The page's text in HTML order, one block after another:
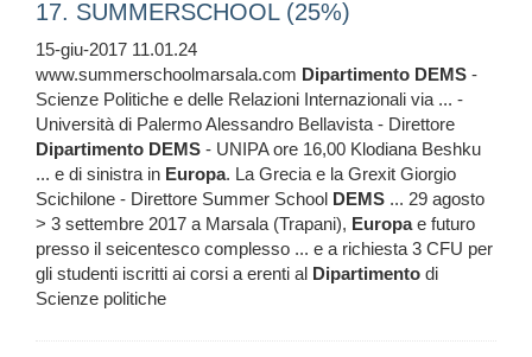
17. SUMMERSCHOOL (25%)
15-giu-2017 11.01.24
www.summerschoolmarsala.com Dipartimento DEMS -
Scienze Politiche e delle Relazioni Internazionali via ... -
Università di Palermo Alessandro Bellavista - Direttore
Dipartimento DEMS - UNIPA ore 16,00 Klodiana Beshku
... e di sinistra in Europa. La Grecia e la Grexit Giorgio
Scichilone - Direttore Summer School DEMS ... 29 agosto
> 3 settembre 2017 a Marsala (Trapani), Europae futuro
presso il seicentesco complesso ... e a richiesta 3 CFU per
gli studenti iscritti ai corsi a erenti al Dipartimento di
Scienze politiche